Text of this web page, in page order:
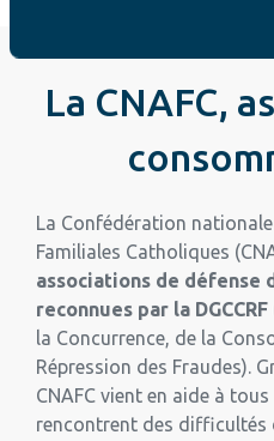
La CNAFC,
La Confédération
Familiales Catholiques
associations de défense
reconnues par la DGCCRF
la Concurrence, de la
Répression des Fraudes).
CNAFC vient en aide à
rencontrent des difficultés